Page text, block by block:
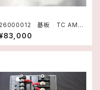
26000012 基板 TC AMPL
F3184001 Rev.B